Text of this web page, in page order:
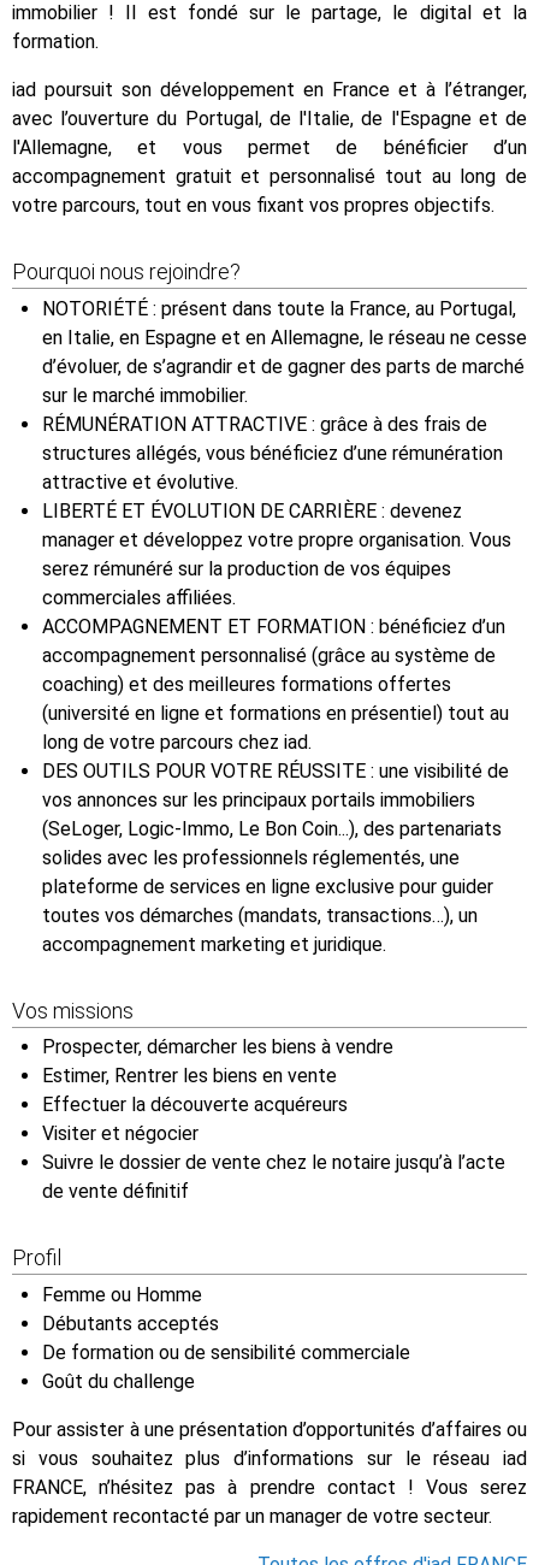
immobilier ! Il est fondé sur le partage, le digital et la
formation.
iad poursuit son développement en France et à l’étranger,
avec l’ouverture du Portugal, de l'Italie, de l'Espagne et de
l'Allemagne, et vous permet de bénéficier d’un
accompagnement gratuit et personnalisé tout au long de
votre parcours, tout en vous fixant vos propres objectifs.
Pourquoi nous rejoindre?
NOTORIÉTÉ : présent dans toute la France, au Portugal,
en Italie, en Espagne et en Allemagne, le réseau ne cesse
d’évoluer, de s’agrandir et de gagner des parts de marché
sur le marché immobilier.
RÉMUNÉRATION ATTRACTIVE : grâce à des frais de
structures allégés, vous bénéficiez d’une rémunération
attractive et évolutive.
LIBERTÉ ET ÉVOLUTION DE CARRIÈRE : devenez
manager et développez votre propre organisation. Vous
serez rémunéré sur la production de vos équipes
commerciales affiliées.
ACCOMPAGNEMENT ET FORMATION : bénéficiez d’un
accompagnement personnalisé (grâce au système de
coaching) et des meilleures formations offertes
(université en ligne et formations en présentiel) tout au
long de votre parcours chez iad.
DES OUTILS POUR VOTRE RÉUSSITE : une visibilité de
vos annonces sur les principaux portails immobiliers
(SeLoger, Logic-Immo, Le Bon Coin...), des partenariats
solides avec les professionnels réglementés, une
plateforme de services en ligne exclusive pour guider
toutes vos démarches (mandats, transactions…), un
accompagnement marketing et juridique.
Vos missions
Prospecter, démarcher les biens à vendre
Estimer, Rentrer les biens en vente
Effectuer la découverte acquéreurs
Visiter et négocier
Suivre le dossier de vente chez le notaire jusqu’à l’acte
de vente définitif
Profil
Femme ou Homme
Débutants acceptés
De formation ou de sensibilité commerciale
Goût du challenge
Pour assister à une présentation d’opportunités d’affaires ou
si vous souhaitez plus d’informations sur le réseau iad
FRANCE, n’hésitez pas à prendre contact ! Vous serez
rapidement recontacté par un manager de votre secteur.